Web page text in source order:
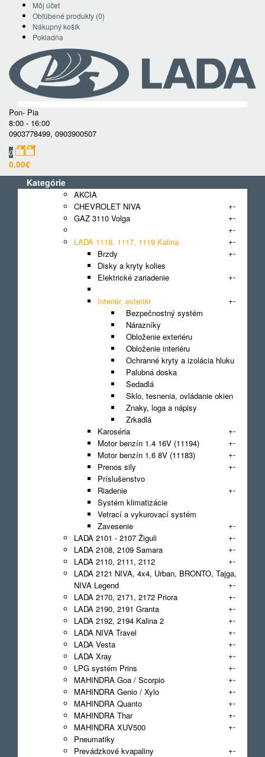
Môj účet
Obľúbené produkty (0)
Nákupný košík
Pokladňa
Pon- Pia
8:00 - 16:00
0903778499, 0903900507
0
0.00€
Kategórie
AKCIA
CHEVROLET NIVA
+-
GAZ 3110 Volga
+-
+-
LADA 1118, 1117, 1119 Kalina
+-
Brzdy
+-
Disky a kryty kolies
Elektrické zariadenie
+-
Interiér, exteriér
+-
Bezpečnostný systém
Nárazníky
Obloženie exteriéru
Obloženie interiéru
Ochranné kryty a izolácia hluku
Palubná doska
Sedadlá
Sklo, tesnenia, ovládanie okien
Znaky, loga a nápisy
Zrkadlá
Karoséria
+-
Motor benzín 1.4 16V (11194)
+-
Motor benzín 1.6 8V (11183)
+-
Prenos sily
+-
Príslušenstvo
Riadenie
+-
Systém klimatizácie
Vetrací a vykurovací systém
Zavesenie
+-
LADA 2101 - 2107 Žiguli
+-
LADA 2108, 2109 Samara
+-
LADA 2110, 2111, 2112
+-
LADA 2121 NIVA, 4x4, Urban, BRONTO, Tajga,
NIVA Legend
+-
LADA 2170, 2171, 2172 Priora
+-
LADA 2190, 2191 Granta
+-
LADA 2192, 2194 Kalina 2
+-
LADA NIVA Travel
+-
LADA Vesta
+-
LADA Xray
+-
LPG systém Prins
+-
MAHINDRA Goa / Scorpio
+-
MAHINDRA Genio / Xylo
+-
MAHINDRA Quanto
+-
MAHINDRA Thar
+-
MAHINDRA XUV500
+-
Pneumatiky
Prevádzkové kvapaliny
+-